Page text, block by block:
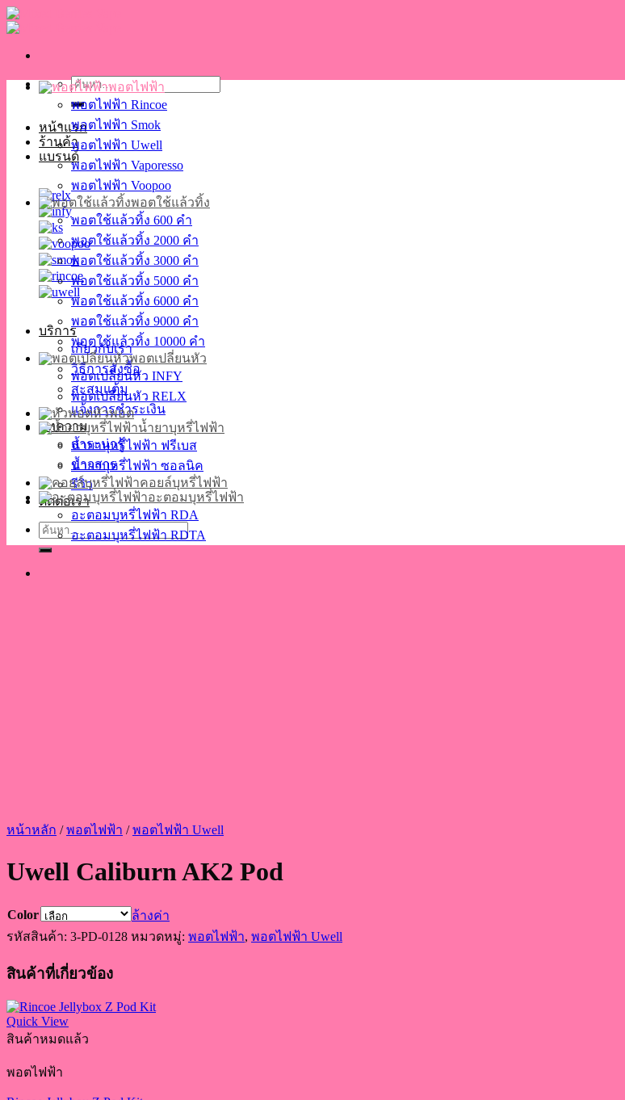
Skip
to
ค้นหา:
หน้าแรก
ร้านค้า
แบรนด์
บริการ
เกี่ยวกับเรา
วิธีการสั่งซื้อ
สะสมแต้ม
แจ้งการชำระเงิน
บทความ
สาระน่ารู้
ข่าวสาร
รีวิว
ติดต่อเรา
ค้นหา:
พอตไฟฟ้า
พอตไฟฟ้า Rincoe
พอตไฟฟ้า Smok
พอตไฟฟ้า Uwell
พอตไฟฟ้า Vaporesso
พอตไฟฟ้า Voopoo
พอตใช้แล้วทิ้ง
พอตใช้แล้วทิ้ง 600 คำ
พอตใช้แล้วทิ้ง 2000 คำ
พอตใช้แล้วทิ้ง 3000 คำ
พอตใช้แล้วทิ้ง 5000 คำ
พอตใช้แล้วทิ้ง 6000 คำ
พอตใช้แล้วทิ้ง 9000 คำ
พอตใช้แล้วทิ้ง 10000 คำ
พอตเปลี่ยนหัว
พอตเปลี่ยนหัว INFY
พอตเปลี่ยนหัว RELX
หัวพอต
น้ำยาบุหรี่ไฟฟ้า
น้ำยาบุหรี่ไฟฟ้า ฟรีเบส
น้ำยาบุหรี่ไฟฟ้า ซอลนิค
คอยล์บุหรี่ไฟฟ้า
อะตอมบุหรี่ไฟฟ้า
อะตอมบุหรี่ไฟฟ้า RDA
อะตอมบุหรี่ไฟฟ้า RDTA
หน้าหลัก / พอตไฟฟ้า / พอตไฟฟ้า Uwell
Uwell Caliburn AK2 Pod
Color
ล้างค่า
รหัสสินค้า: 3-PD-0128 หมวดหมู่: พอตไฟฟ้า, พอตไฟฟ้า Uwell
สินค้าที่เกี่ยวข้อง
Quick View
สินค้าหมดแล้ว
พอตไฟฟ้า